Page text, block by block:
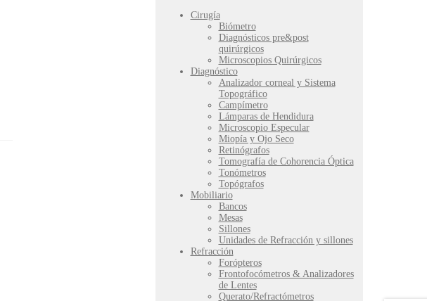
Cirugía
Biómetro
Diagnósticos pre&post
quirúrgicos
Microscopios Quirúrgicos
Diagnóstico
Analizador corneal y Sistema
Topográfico
Campímetro
Lámparas de Hendidura
Microscopio Especular
Miopía y Ojo Seco
Retinógrafos
Tomografía de Cohorencia Óptica
Tonómetros
Topógrafos
Mobiliario
Bancos
Mesas
Sillones
Unidades de Refracción y sillones
Refracción
Forópteros
Frontofocómetros & Analizadores
de Lentes
Querato/Refractómetros